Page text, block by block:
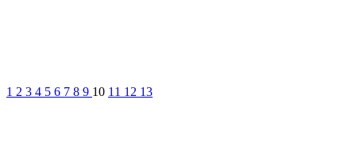
1 2 3 4 5 6 7 8 9 10 11 12 13